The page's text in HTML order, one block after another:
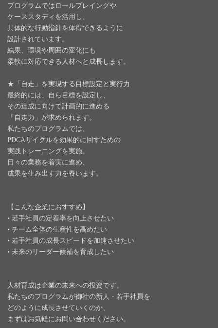
プログラムではロールプレイングや
ケーススタディを活用し、
具体的な行動指針を体得できるように
設計されています。
結果、環境や周囲の変化にも
柔軟に対応できる人材へと成長します。
★「自走」
を実現する目標設定と実行力
最終的には、
自ら目標を設定し、
その達成に向けて計画的に進める
「自走力」 が求められます。
私たちのプログラムでは、
PDCAサイクルを効果的に回すための
実践トレーニングを実施。
日々の業務を着実に進め、
成果を生み出す力を養います。
【こんな企業におすすめ】
• 若手社員の定着率を向上させたい
• チーム全体の生産性を高めたい
• 若手社員の成長スピードを加速させたい
• 未来のリーダー候補を育成したい
人材育成は企業の未来への投資です。
私たちのプログラムが御社の新人・若手社員を
どのように成長させていくのか、
まずはお気軽にお問い合わせください。